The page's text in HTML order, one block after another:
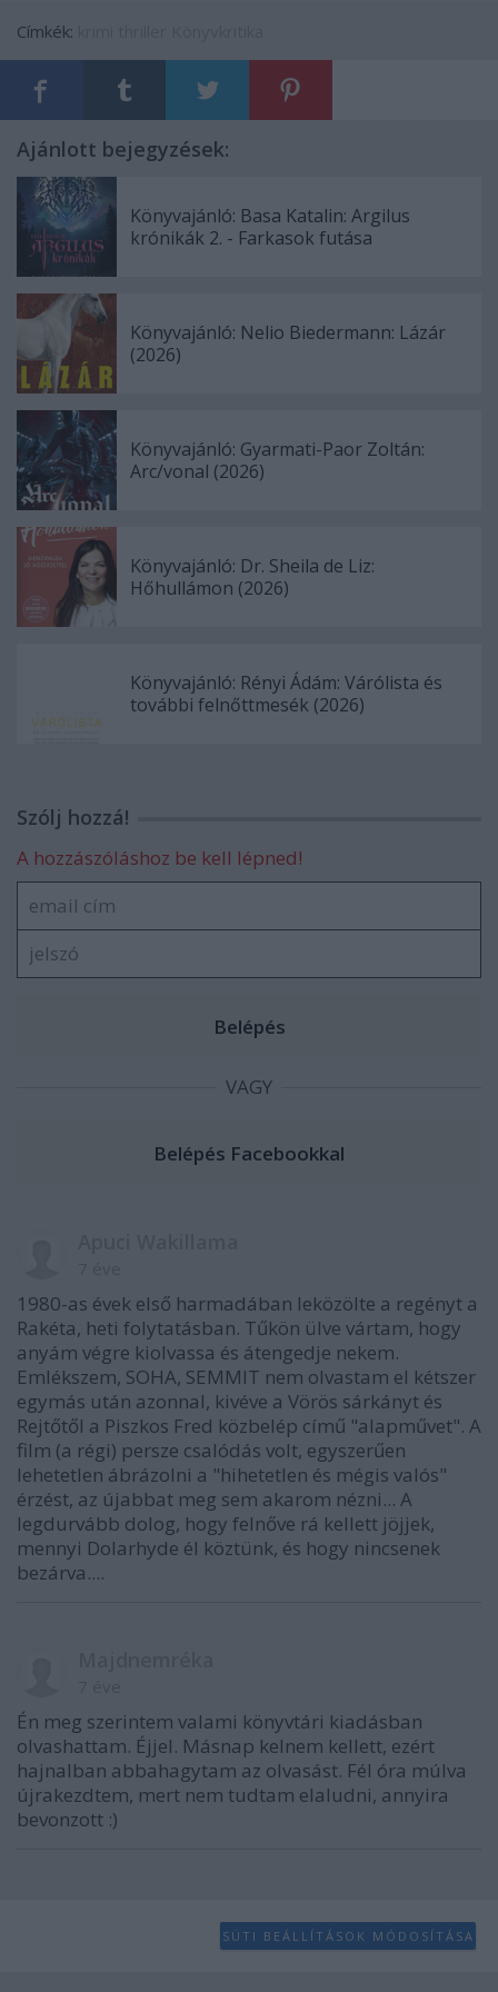
Címkék:
Ajánlott bejegyzések:
Könyvajánló: Basa Katalin: Argilus
krónikák 2. - Farkasok futása
Könyvajánló: Nelio Biedermann: Lázár
(2026)
Könyvajánló: Gyarmati-Paor Zoltán:
Arc/vonal (2026)
Könyvajánló: Dr. Sheila de Liz:
Hőhullámon (2026)
Könyvajánló: Rényi Ádám: Várólista és
további felnőttmesék (2026)
Szólj hozzá!
A hozzászóláshoz be kell lépned!
VAGY
1980-as évek első harmadában leközölte a regényt a
Rakéta, heti folytatásban. Tűkön ülve vártam, hogy
anyám végre kiolvassa és átengedje nekem.
Emlékszem, SOHA, SEMMIT nem olvastam el kétszer
egymás után azonnal, kivéve a Vörös sárkányt és
Rejtőtől a Piszkos Fred közbelép című "alapművet". A
film (a régi) persze csalódás volt, egyszerűen
lehetetlen ábrázolni a "hihetetlen és mégis valós"
érzést, az újabbat meg sem akarom nézni... A
legdurvább dolog, hogy felnőve rá kellett jöjjek,
mennyi Dolarhyde él köztünk, és hogy nincsenek
bezárva....
Én meg szerintem valami könyvtári kiadásban
olvashattam. Éjjel. Másnap kelnem kellett, ezért
hajnalban abbahagytam az olvasást. Fél óra múlva
újrakezdtem, mert nem tudtam elaludni, annyira
bevonzott :)
SÜTI BEÁLLÍTÁSOK MÓDOSÍTÁSA